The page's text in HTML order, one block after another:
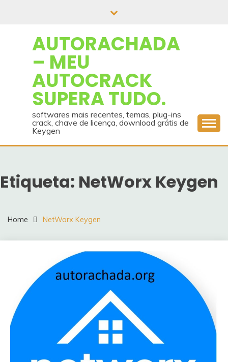
AUTORACHADA
– MEU
AUTOCRACK
SUPERA TUDO.
softwares mais recentes, temas, plug-ins
crack, chave de licença, download grátis de
Keygen
Etiqueta: NetWorx Keygen
Home NetWorx Keygen